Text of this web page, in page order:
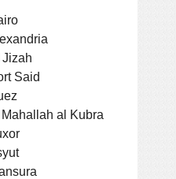
Said
al Kubra